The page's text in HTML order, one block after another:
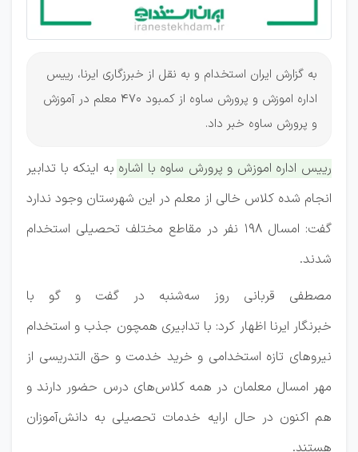
به گزارش ایران استخدام و به نقل از خبرزگاری ایرنا، رییس
اداره اموزش و پرورش ساوه از کمبود 470 معلم در آموزش
و پرورش ساوه خبر داد.
رییس اداره اموزش و پرورش ساوه با اشاره به اینکه با تدابیر
انجام شده کلاس خالی از معلم در این شهرستان وجود ندارد
گفت: امسال ۱۹۸ نفر در مقاطع مختلف تحصیلی استخدام
شدند.
مصطفی قربانی روز سه‌شنبه در گفت و گو با
خبرنگار ایرنا اظهار کرد: با تدابیری همچون جذب و استخدام
نیروهای تازه استخدامی و خرید خدمت و حق التدریسی از
مهر امسال معلمان در همه کلاس‌های درس حضور دارند و
هم اکنون در حال ارایه خدمات تحصیلی به دانش‌آموزان
هستند.